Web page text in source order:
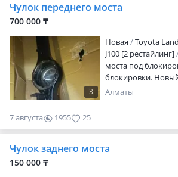
Чулок переднего моста
700 000 ₸
3
Новая
Toyota
J100 [2 рестайлинг]
моста под
блокировки.
Цена
Алматы
7 августа 1955 25
Чулок заднего моста
150 000 ₸